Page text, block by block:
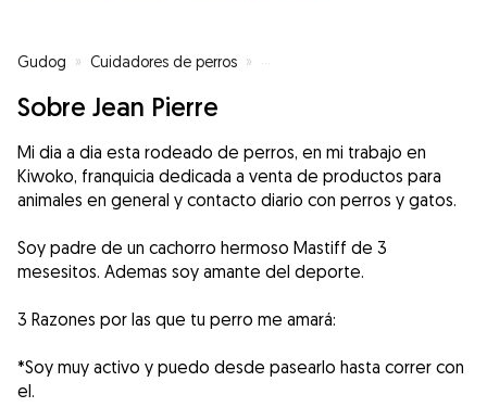
Gudog » Cuidadores de perros » Cuidadores de perros en Madrid
Sobre Jean Pierre
Mi dia a dia esta rodeado de perros, en mi trabajo en
Kiwoko, franquicia dedicada a venta de productos para
animales en general y contacto diario con perros y gatos.
Soy padre de un cachorro hermoso Mastiff de 3
mesesitos. Ademas soy amante del deporte.
3 Razones por las que tu perro me amará:
*Soy muy activo y puedo desde pasearlo hasta correr con
el.